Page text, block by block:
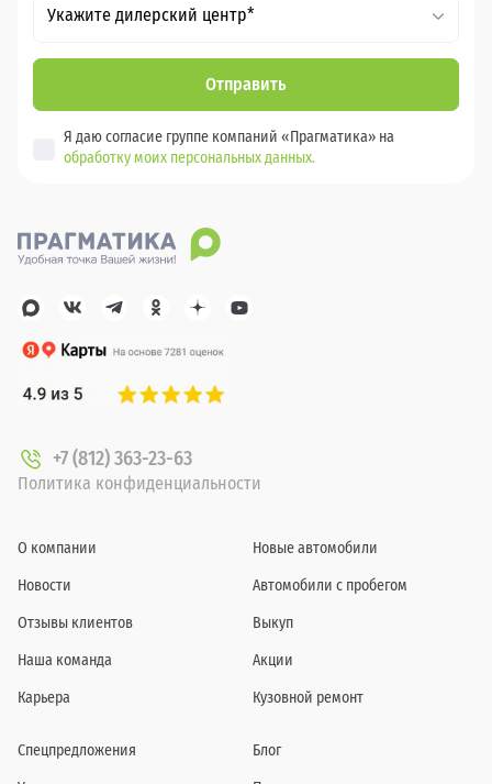
Укажите дилерский центр*
Отправить
Я даю согласие группе компаний «Прагматика» на
обработку моих персональных данных.
+7 (812) 363-23-63
Политика конфиденциальности
О компании
Новости
Отзывы клиентов
Наша команда
Карьера
Новые автомобили
Автомобили с пробегом
Выкуп
Акции
Кузовной ремонт
Спецпредложения
Блог